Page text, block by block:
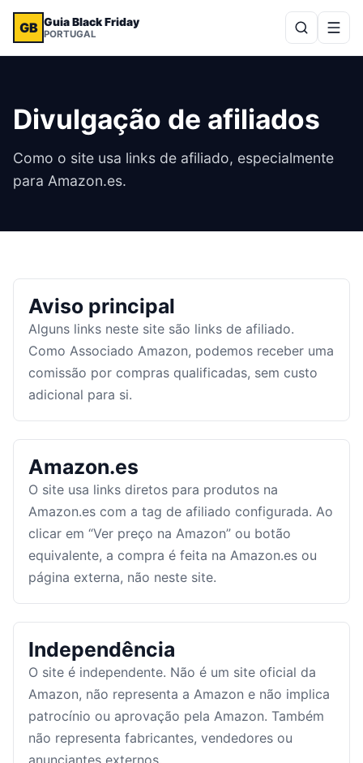
GB Guia Black Friday
PORTUGAL
Divulgação de afiliados
Como o site usa links de afiliado, especialmente
para Amazon.es.
Aviso principal
Alguns links neste site são links de afiliado.
Como Associado Amazon, podemos receber uma
comissão por compras qualificadas, sem custo
adicional para si.
Amazon.es
O site usa links diretos para produtos na
Amazon.es com a tag de afiliado configurada. Ao
clicar em “Ver preço na Amazon” ou botão
equivalente, a compra é feita na Amazon.es ou
página externa, não neste site.
Independência
O site é independente. Não é um site oficial da
Amazon, não representa a Amazon e não implica
patrocínio ou aprovação pela Amazon. Também
não representa fabricantes, vendedores ou
anunciantes externos.